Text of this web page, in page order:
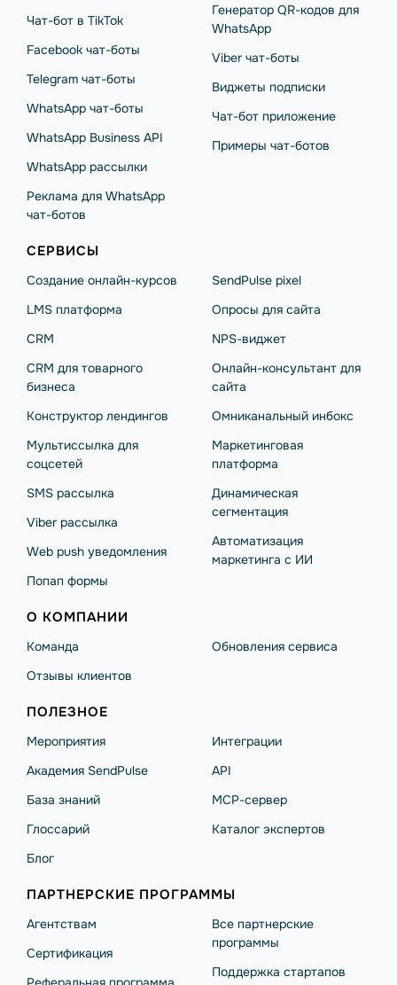
Чат-бот в TikTok
Facebook чат-боты
Telegram чат-боты
WhatsApp чат-боты
WhatsApp Business API
WhatsApp рассылки
Реклама для WhatsApp
чат-ботов
Генератор QR-кодов для
WhatsApp
Viber чат-боты
Виджеты подписки
Чат-бот приложение
Примеры чат-ботов
СЕРВИСЫ
Создание онлайн-курсов
LMS платформа
CRM
CRM для товарного
бизнеса
Конструктор лендингов
Мультиссылка для
соцсетей
SMS рассылка
Viber рассылка
Web push уведомления
Попап формы
SendPulse pixel
Опросы для сайта
NPS-виджет
Онлайн-консультант для
сайта
Омниканальный инбокс
Маркетинговая
платформа
Динамическая
сегментация
Автоматизация
маркетинга с ИИ
О КОМПАНИИ
Команда
Отзывы клиентов
Обновления сервиса
ПОЛЕЗНОЕ
Мероприятия
Академия SendPulse
База знаний
Глоссарий
Блог
Интеграции
API
MCP-сервер
Каталог экспертов
ПАРТНЕРСКИЕ ПРОГРАММЫ
Агентствам
Сертификация
Все партнерские
программы
Поддержка стартапов